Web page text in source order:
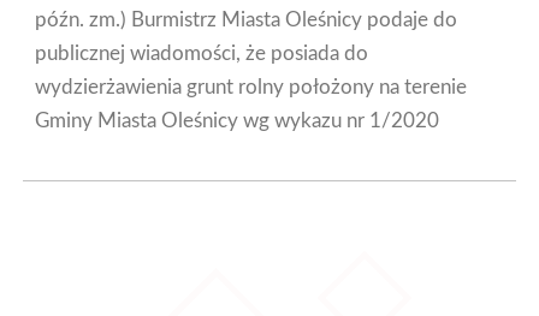
późn. zm.) Burmistrz Miasta Oleśnicy podaje do
publicznej wiadomości, że posiada do
wydzierżawienia grunt rolny położony na terenie
Gminy Miasta Oleśnicy wg wykazu nr 1/2020